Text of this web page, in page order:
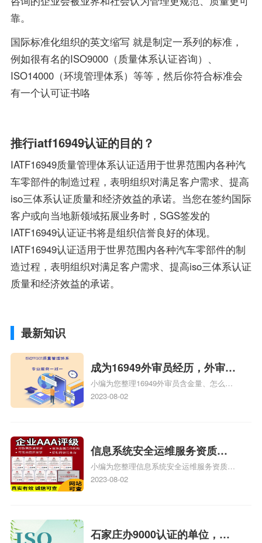
靠。
国际标准化组织的英文缩写 就是制定一系列的标准，
例如很有名的ISO9000（质量体系认证咨询）、
ISO14000（环境管理体系）等等，然后你符合标准会
有一个认可证书咯
推行iatf16949认证的目的？
IATF16949质量管理体系认证适用于世界范围内各种汽
车零部件的制造过程，表明组织对满足客户需求、提高
iso三体系认证质量和经济效益的承诺。当您在签约国际
客户或向当地新领域拓展业务时，SGS签发的
IATF16949认证证书将是组织信誉良好的体现。
IATF16949认证适用于世界范围内各种汽车零部件的制
造过程，表明组织对满足客户需求、提高iso三体系认证
质量和经济效益的承诺。
最新知识
成为16949外审员经历，外审员
16949
小编为您整理16949外审员含金量、怎么才
能成为注册的TS16949:2009的外审员、我
2023-08-02
信息系统安全运维服务资质二
级费用，信息系统安全运维服
务资质二级
小编为您整理信息系统安全运维服务资质认
证证书机构有哪些、安全运维服务资质的费
体系认证知识，详情可查看下方正文！
2023-08-02
石家庄办9000认证的单位，石